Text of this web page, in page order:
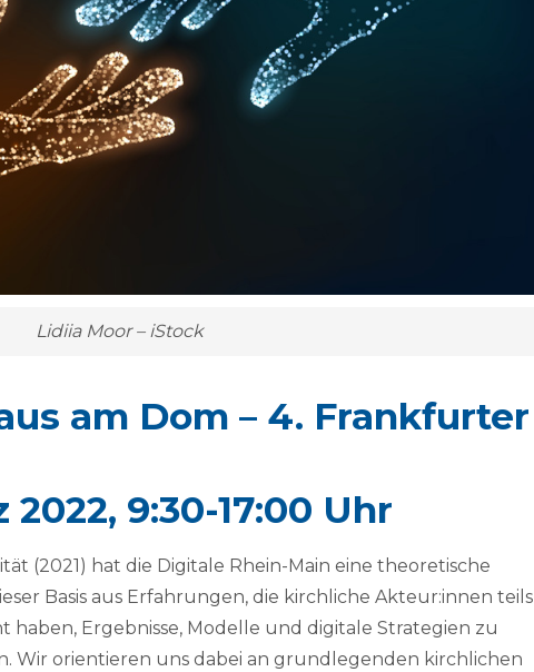
Lidiia Moor – iStock
am Dom – 4. Frankfurter
2022, 9:30-17:00 Uhr
(2021) hat die Digitale Rhein-Main eine theoretische
Basis aus Erfahrungen, die kirchliche Akteur:innen teils
Ergebnisse, Modelle und digitale Strategien zu
Wir orientieren uns dabei an grundlegenden kirchlichen